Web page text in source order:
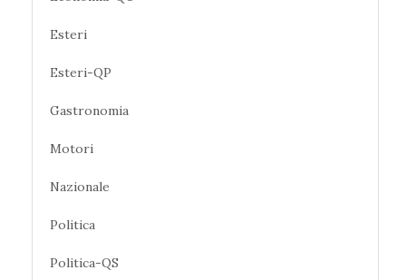
Esteri
Esteri-QP
Gastronomia
Motori
Nazionale
Politica
Politica-QS